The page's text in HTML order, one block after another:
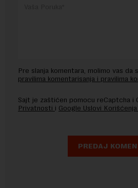
Pre slanja komentara, molimo vas da
pravilima komentarisanja i pravilima
Sajt je zaštićen pomocu reCaptcha i
Privatnosti i Google Uslovi Korišćenja